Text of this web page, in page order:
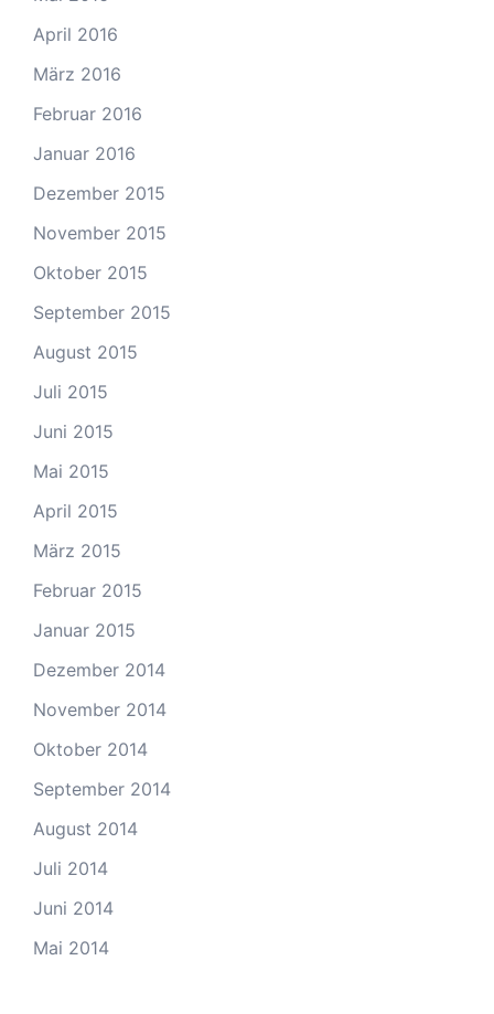
April 2016
März 2016
Februar 2016
Januar 2016
Dezember 2015
November 2015
Oktober 2015
September 2015
August 2015
Juli 2015
Juni 2015
Mai 2015
April 2015
März 2015
Februar 2015
Januar 2015
Dezember 2014
November 2014
Oktober 2014
September 2014
August 2014
Juli 2014
Juni 2014
Mai 2014